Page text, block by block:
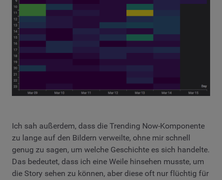
Ich sah außerdem, dass die Trending Now-Komponente
zu lange auf den Bildern verweilte, ohne mir schnell
genug zu sagen, um welche Geschichte es sich handelte.
Das bedeutet, dass ich eine Weile hinsehen musste, um
die Story sehen zu können, aber diese oft nur flüchtig für